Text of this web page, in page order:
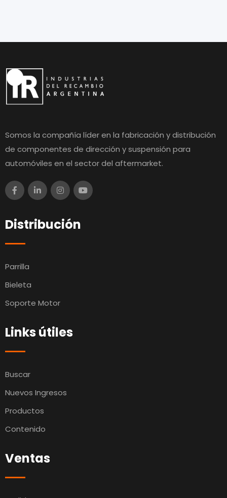
Somos la compañía líder en la fabricación y distribución
de componentes de dirección y suspensión para
automóviles en el sector del aftermarket.
Distribución
Parrilla
Bieleta
Soporte Motor
Links útiles
Buscar
Nuevos Ingresos
Productos
Contenido
Ventas